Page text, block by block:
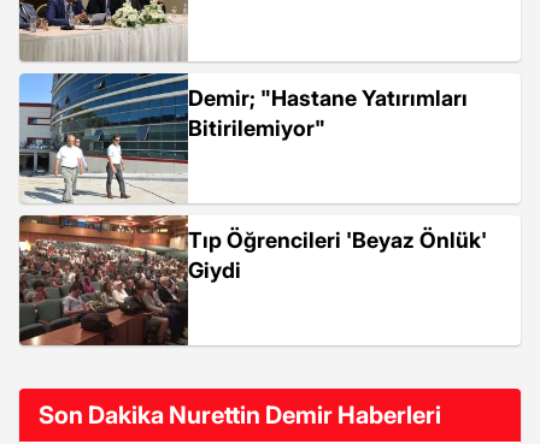
Demir; "Hastane Yatırımları
Bitirilemiyor"
Tıp Öğrencileri 'Beyaz Önlük'
Giydi
Son Dakika Nurettin Demir Haberleri